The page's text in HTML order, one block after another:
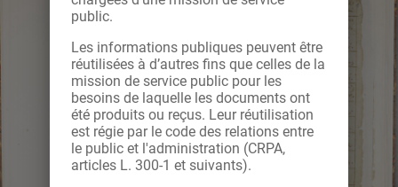
public.
Les informations publiques peuvent être
réutilisées à d’autres fins que celles de la
mission de service public pour les
besoins de laquelle les documents ont
été produits ou reçus. Leur réutilisation
est régie par le code des relations entre
le public et l'administration (CRPA,
articles L. 300-1 et suivants).